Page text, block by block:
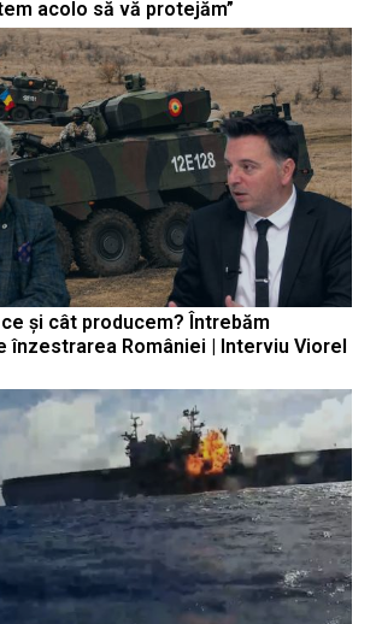
acolo să vă protejăm”
și cât producem? Întrebăm
înzestrarea României | Interviu Viorel